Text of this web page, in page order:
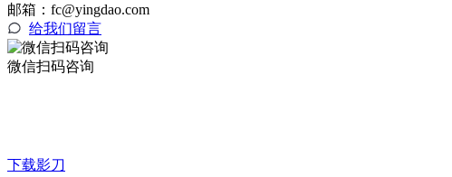
邮箱：fc@yingdao.com
给我们留言
微信扫码咨询
下载影刀